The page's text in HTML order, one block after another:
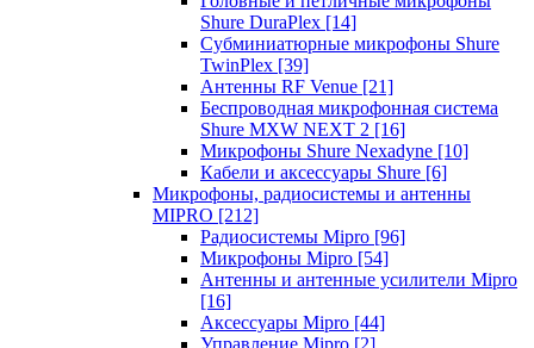
Shure DuraPlex [14]
Субминиатюрные микрофоны Shure
TwinPlex [39]
Антенны RF Venue [21]
Беспроводная микрофонная система
Shure MXW NEXT 2 [16]
Микрофоны Shure Nexadyne [10]
Кабели и аксессуары Shure [6]
Микрофоны, радиосистемы и антенны
MIPRO [212]
Радиосистемы Mipro [96]
Микрофоны Mipro [54]
Антенны и антенные усилители Mipro
[16]
Аксессуары Mipro [44]
Управление Mipro [2]